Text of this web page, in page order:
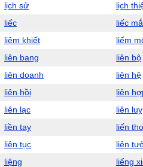
lịch sử
lịch
liếc
liếc
liêm khiết
liếm
liên bang
liên bộ
liên doanh
liên hệ
liên hồi
liên
liên lạc
liên luỵ
liền tay
liến
liên tục
liên
liệng
liểng